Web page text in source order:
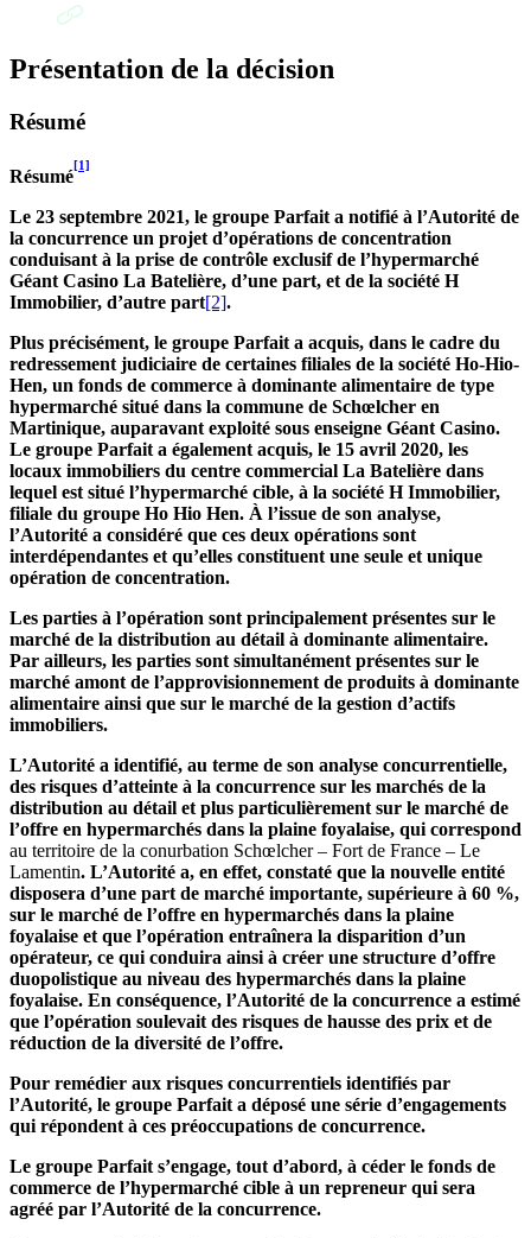
Présentation de la décision
Résumé
Résumé
[1]
Le 23 septembre 2021, le groupe Parfait a notifié à l’Autorité de
la concurrence un projet d’opérations de concentration
conduisant à la prise de contrôle exclusif de l’hypermarché
Géant Casino La Batelière, d’une part, et de la société H
Immobilier, d’autre part[2].
Plus précisément, le groupe Parfait a acquis, dans le cadre du
redressement judiciaire de certaines filiales de la société Ho-Hio-
Hen, un fonds de commerce à dominante alimentaire de type
hypermarché situé dans la commune de Schœlcher en
Martinique, auparavant exploité sous enseigne Géant Casino.
Le groupe Parfait a également acquis, le 15 avril 2020, les
locaux immobiliers du centre commercial La Batelière dans
lequel est situé l’hypermarché cible, à la société H Immobilier,
filiale du groupe Ho Hio Hen. À l’issue de son analyse,
l’Autorité a considéré que ces deux opérations sont
interdépendantes et qu’elles constituent une seule et unique
opération de concentration.
Les parties à l’opération sont principalement présentes sur le
marché de la distribution au détail à dominante alimentaire.
Par ailleurs, les parties sont simultanément présentes sur le
marché amont de l’approvisionnement de produits à dominante
alimentaire ainsi que sur le marché de la gestion d’actifs
immobiliers.
L’Autorité a identifié, au terme de son analyse concurrentielle,
des risques d’atteinte à la concurrence sur les marchés de la
distribution au détail et plus particulièrement sur le marché de
l’offre en hypermarchés dans la plaine foyalaise, qui correspond
au territoire de la conurbation Schœlcher – Fort de France – Le
Lamentin. L’Autorité a, en effet, constaté que la nouvelle entité
disposera d’une part de marché importante, supérieure à 60 %,
sur le marché de l’offre en hypermarchés dans la plaine
foyalaise et que l’opération entraînera la disparition d’un
opérateur, ce qui conduira ainsi à créer une structure d’offre
duopolistique au niveau des hypermarchés dans la plaine
foyalaise. En conséquence, l’Autorité de la concurrence a estimé
que l’opération soulevait des risques de hausse des prix et de
réduction de la diversité de l’offre.
Pour remédier aux risques concurrentiels identifiés par
l’Autorité, le groupe Parfait a déposé une série d’engagements
qui répondent à ces préoccupations de concurrence.
Le groupe Parfait s’engage, tout d’abord, à céder le fonds de
commerce de l’hypermarché cible à un repreneur qui sera
agréé par l’Autorité de la concurrence.